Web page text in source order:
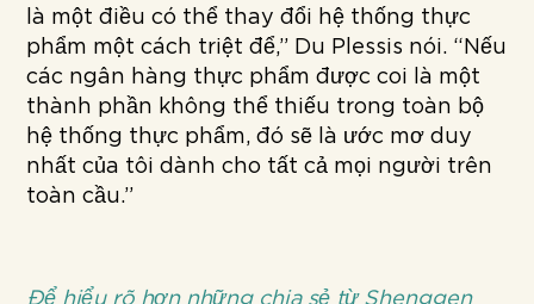
là một điều có thể thay đổi hệ thống thực
phẩm một cách triệt để,” Du Plessis nói. “Nếu
các ngân hàng thực phẩm được coi là một
thành phần không thể thiếu trong toàn bộ
hệ thống thực phẩm, đó sẽ là ước mơ duy
nhất của tôi dành cho tất cả mọi người trên
toàn cầu.”
Để hiểu rõ hơn những chia sẻ từ Shenggen